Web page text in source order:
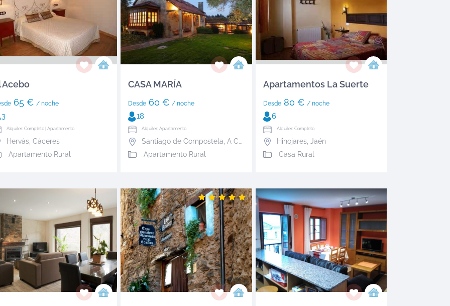
Acebo
65 € / noche
3
Alquiler: Completo | Apartamento
Hervás, Cáceres
Apartamento Rural
CASA MARÍA
Desde60 € / noche
18
Alquiler: Apartamento
Santiago de Compostela, A Coruña
Apartamento Rural
Apartamentos La Suerte
Desde80 € / noche
6
Alquiler: Completo
Hinojares, Jaén
Casa Rural